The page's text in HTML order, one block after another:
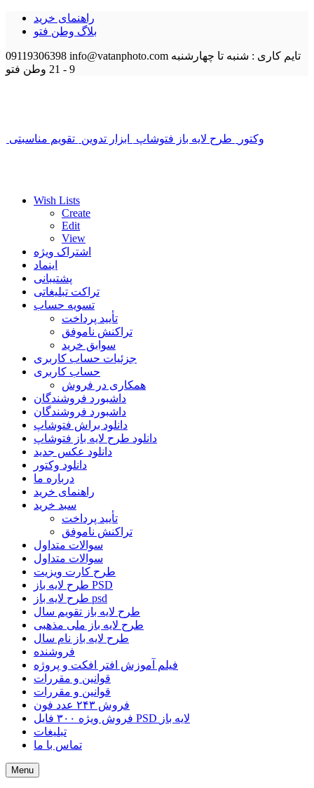
راهنمای خرید
بلاگ وطن فتو
09119306398 info@vatanphoto.com تایم کاری : شنبه تا چهارشنبه
9 - 21
وطن فتو
وکتور طرح لایه باز فتوشاپ ابزار تدوین تقویم مناسبتی
Wish Lists
Create
Edit
View
اشتراک ویژه
اینماد
پشتیبانی
تراکت تبلیغاتی
تسویه حساب
تأیید پرداخت
تراکنش ناموفق
سوابق خرید
جزئیات حساب کاربری
حساب کاربری
همکاری در فروش
داشبورد فروشندگان
داشبورد فروشندگان
دانلود براش فتوشاپ
دانلود طرح لایه باز فتوشاپ
دانلود عکس جدید
دانلود وکتور
درباره ما
راهنمای خرید
سبد خرید
تأیید پرداخت
تراکنش ناموفق
سوالات متداول
سوالات متداول
طرح کارت ویزیت
طرح لایه باز PSD
طرح لایه باز psd
طرح لایه باز تقویم سال
طرح لایه باز ملی مذهبی
طرح لایه باز نام سال
فروشنده
فیلم آموزش افتر افکت و پروژه
قوانین و مقررات
قوانین و مقررات
فروش ۲۴۳ عدد فون
فروش ویژه ۳۰۰ فایل PSD لایه باز
تبلیغات
تماس با ما
Menu